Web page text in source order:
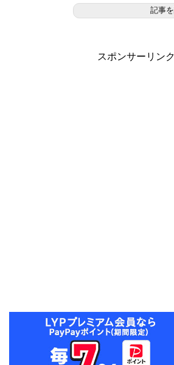
記事
スポンサーリンク